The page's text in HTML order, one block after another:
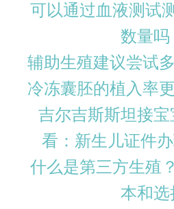
可以通过血液测试
数量吗
辅助生殖建议尝试
冷冻囊胚的植入率
吉尔吉斯斯坦接
看：新生儿证件
什么是第三方生
本和选